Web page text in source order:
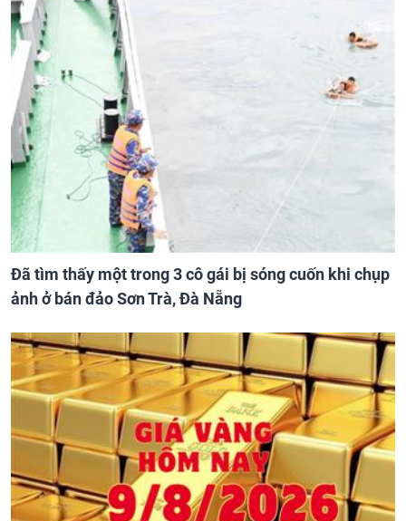
Đã tìm thấy một trong 3 cô gái bị sóng cuốn khi chụp
ảnh ở bán đảo Sơn Trà, Đà Nẵng